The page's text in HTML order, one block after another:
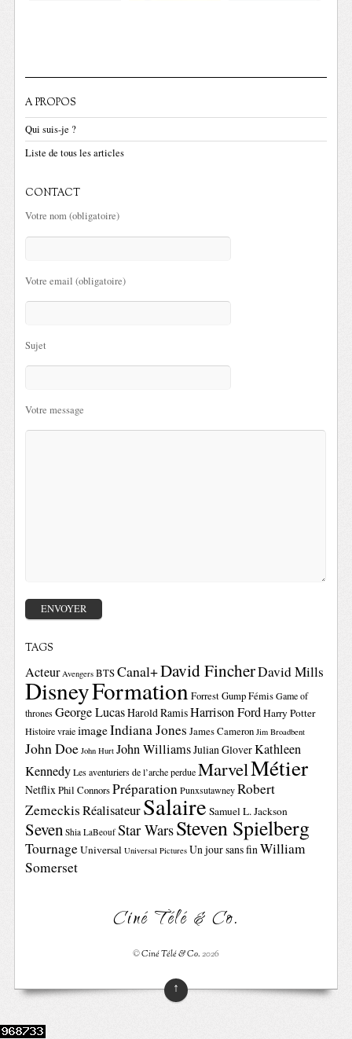
A PROPOS
Qui suis-je ?
Liste de tous les articles
CONTACT
Votre nom (obligatoire)
Votre email (obligatoire)
Sujet
Votre message
TAGS
Acteur Avengers BTSCanal+David FincherDavid Mills
DisneyFormationForrest GumpFémis Game of
thrones George LucasHarold RamisHarrison FordHarry Potter
Histoire vraie imageIndiana Jones James Cameron Jim Broadbent
John Doe John Hurt John WilliamsJulian GloverKathleen
Kennedy Les aventuriers de l’arche perdue MarvelMétier
NetflixPhil ConnorsPréparation Punxsutawney Robert
ZemeckisRéalisateurSalaire Samuel L. Jackson
Seven Shia LaBeouf Star WarsSteven Spielberg
TournageUniversal Universal Pictures Un jour sans finWilliam
Somerset
Ciné Télé & Co.
©Ciné Télé & Co.2026
↑